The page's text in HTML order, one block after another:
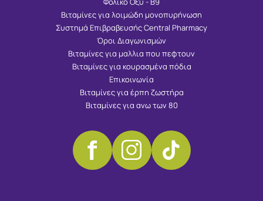
Βιταμίνες για λοιμώδη μονοπυρήνωση
Συστημά Επιβραβευσής Central Pharmacy
Όροι Διαγωνισμών
Βιταμίνες για μαλλια που πεφτουν
Βιταμίνες για κουρασμένα πόδια
Επικοινωνία
Βιταμίνες για έρπη ζωστήρα
Βιταμίνες για ανω των 80